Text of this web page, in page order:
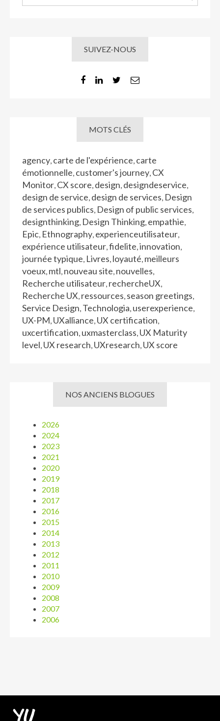
SUIVEZ-NOUS
MOTS CLÉS
agency carte de l'expérience carte
émotionnelle customer's journey CX
Monitor CX score design designdeservice
design de service design de services Design
de services publics Design of public services
designthinking Design Thinking empathie
Epic Ethnography experienceutilisateur
expérience utilisateur fidelite innovation
journée typique Livres loyauté meilleurs
voeux mtl nouveau site nouvelles
Recherche utilisateur rechercheUX
Recherche UX ressources season greetings
Service Design Technologia userexperience
UX-PM UXalliance UX certification
uxcertification uxmasterclass UX Maturity
level UX research UXresearch UX score
NOS ANCIENS BLOGUES
2026
2024
2023
2021
2020
2019
2018
2017
2016
2015
2014
2013
2012
2011
2010
2009
2008
2007
2006